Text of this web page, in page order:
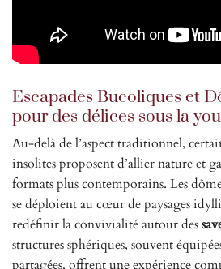
Escapades Bucoliques et
pour des délices sous la
Au-delà de l’aspect traditionnel,
insolites proposent d’allier nature et
formats plus contemporains. Les
se déploient au cœur de paysages
redéfinir la convivialité autour des
structures sphériques, souvent
partagées, offrent une expérience